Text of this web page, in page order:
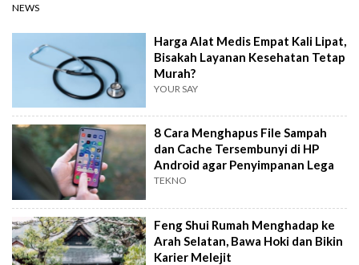
NEWS
Harga Alat Medis Empat Kali Lipat,
Bisakah Layanan Kesehatan Tetap
Murah?
YOUR SAY
8 Cara Menghapus File Sampah
dan Cache Tersembunyi di HP
Android agar Penyimpanan Lega
TEKNO
Feng Shui Rumah Menghadap ke
Arah Selatan, Bawa Hoki dan Bikin
Karier Melejit